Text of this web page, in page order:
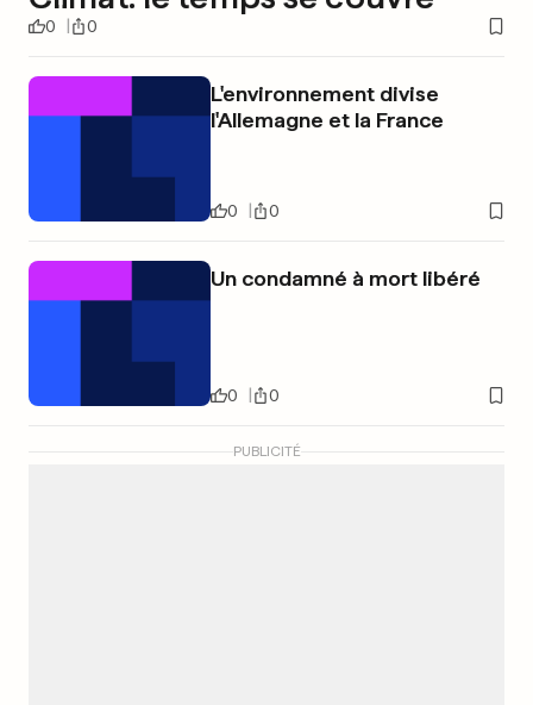
0 0
L'environnement divise
l'Allemagne et la France
0 0
Un condamné à mort libéré
0 0
PUBLICITÉ